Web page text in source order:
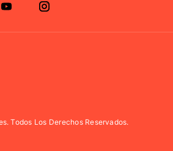
Todos Los Derechos Reservados.